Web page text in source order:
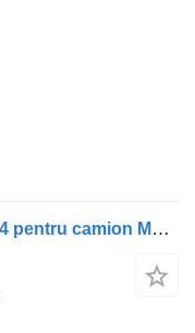
Comutator subvirare A0095453324 pentru camion Mercedes-Benz ACTROS MP4 1845 L